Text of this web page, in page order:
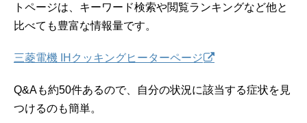
トページは、キーワード検索や閲覧ランキングなど他と
比べても豊富な情報量です。
三菱電機 IHクッキングヒーターページ
Q&Aも約50件あるので、自分の状況に該当する症状を見
つけるのも簡単。